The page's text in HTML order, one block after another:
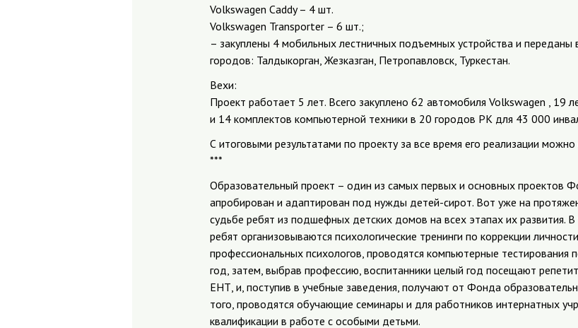
Volkswagen Caddy – 4 шт.
Volkswagen Transporter – 6 шт.;
– закуплены 4 мобильных лестничных подъемных устройства и
городов: Талдыкорган, Жезказган, Петропавловск, Туркестан.
Вехи:
Проект работает 5 лет. Всего закуплено 62 автомобиля Volkswagen , 19
и 14 комплектов компьютерной техники в 20 городов РК для 43 000
С итоговыми результатами по проекту за все время его реализации можно
***
Образовательный проект – один из самых первых и основных проектов
апробирован и адаптирован под нужды детей-сирот. Вот уже на
судьбе ребят из подшефных детских домов на всех этапах их развития. В
ребят организовываются психологические тренинги по коррекции
профессиональных психологов, проводятся компьютерные
год, затем, выбрав профессию, воспитанники целый год посещают
ЕНТ, и, поступив в учебные заведения, получают от Фонда
того, проводятся обучающие семинары и для работников интернатных
квалификации в работе с особыми детьми.